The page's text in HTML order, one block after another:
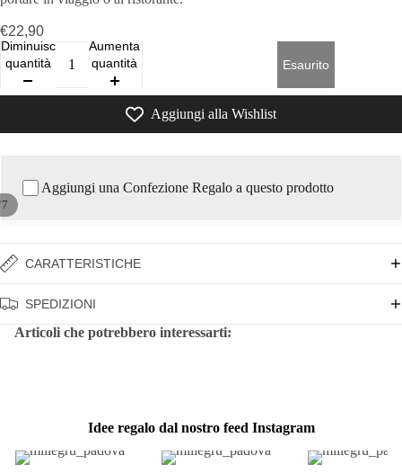
7
€22,90
Diminuisci
quantità
Aumenta
quantità
Esaurito
Aggiungi alla Wishlist
Aggiungi una Confezione Regalo a questo prodotto
CARATTERISTICHE
SPEDIZIONI
Articoli che potrebbero interessarti:
Idee regalo dal nostro feed Instagram